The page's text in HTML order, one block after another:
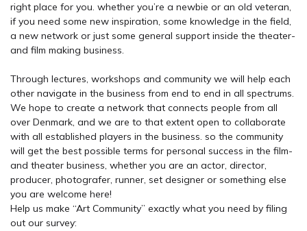
right place for you. whether you’re a newbie or an old veteran,
if you need some new inspiration, some knowledge in the field,
a new network or just some general support inside the theater-
and film making business.
Through lectures, workshops and community we will help each
other navigate in the business from end to end in all spectrums.
We hope to create a network that connects people from all
over Denmark, and we are to that extent open to collaborate
with all established players in the business. so the community
will get the best possible terms for personal success in the film-
and theater business, whether you are an actor, director,
producer, photografer, runner, set designer or something else
you are welcome here!
Help us make “Art Community” exactly what you need by filing
out our survey: